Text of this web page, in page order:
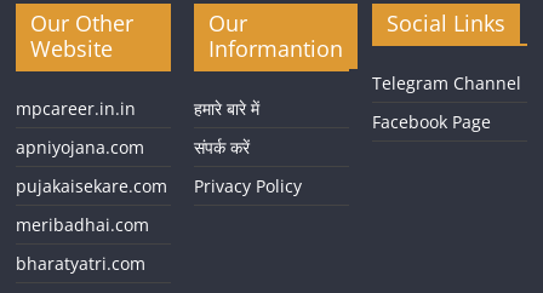
Our Other
Website
mpcareer.in.in
apniyojana.com
pujakaisekare.com
meribadhai.com
bharatyatri.com
Our
Informantion
हमारे बारे में
संपर्क करें
Privacy Policy
Social Links
Telegram Channel
Facebook Page